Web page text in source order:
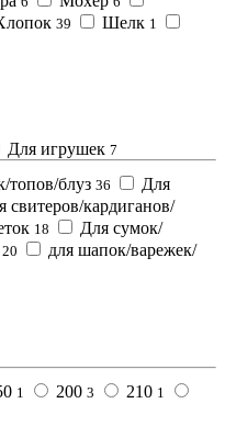
39 Шелк 1
Для игрушек 7
топов/блуз 36
Для
свитеров/кардиганов/
18
Для сумок/
20
для шапок/варежек/
1 200 3 210 1